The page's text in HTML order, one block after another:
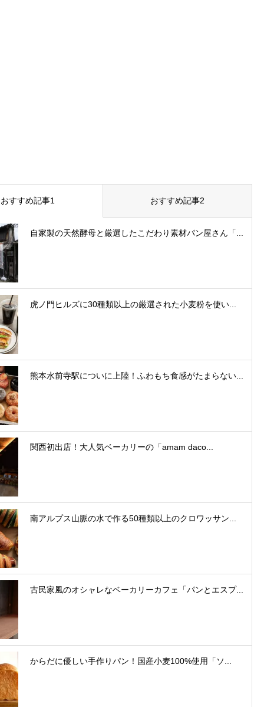
おすすめ記事1 おすすめ記事2
自家製の天然酵母と厳選したこだわり素材パン屋さん「...
虎ノ門ヒルズに30種類以上の厳選された小麦粉を使い...
熊本水前寺駅についに上陸！ふわもち食感がたまらない...
関西初出店！大人気ベーカリーの「amam daco...
南アルプス山脈の水で作る50種類以上のクロワッサン...
古民家風のオシャレなベーカリーカフェ「パンとエスプ...
からだに優しい手作りパン！国産小麦100%使用「ソ...